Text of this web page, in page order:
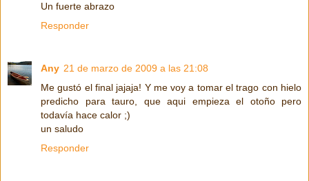
Un fuerte abrazo
Responder
Any 21 de marzo de 2009 a las 21:08
Me gustó el final jajaja! Y me voy a tomar el trago con hielo
predicho para tauro, que aqui empieza el otoño pero
todavía hace calor ;)
un saludo
Responder